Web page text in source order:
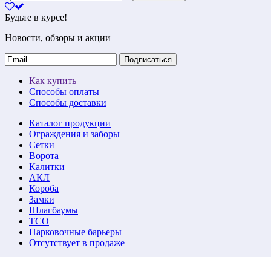
Будьте в курсе!
Новости, обзоры и акции
Подписаться
Как купить
Способы оплаты
Способы доставки
Каталог продукции
Ограждения и заборы
Сетки
Ворота
Калитки
АКЛ
Короба
Замки
Шлагбаумы
ТСО
Парковочные барьеры
Отсутствует в продаже